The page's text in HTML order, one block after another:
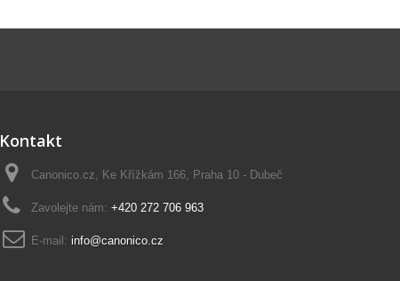
Kontakt
Canonico.cz, Ke Křížkám 166, Praha 10 - Dubeč
Zavolejte nám: +420 272 706 963
E-mail: info@canonico.cz